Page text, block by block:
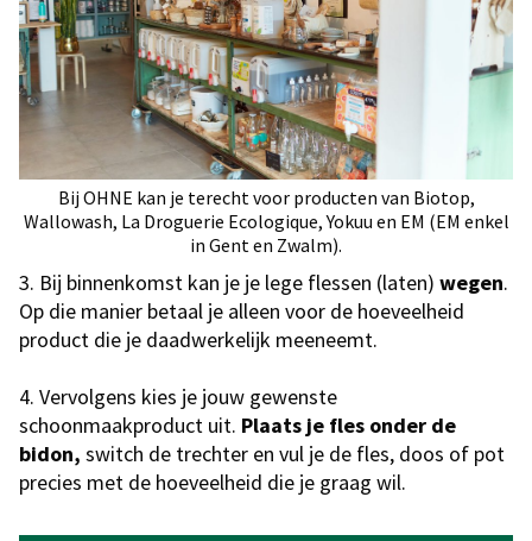
Bij OHNE kan je terecht voor producten van Biotop,
Wallowash, La Droguerie Ecologique, Yokuu en EM (EM enkel
in Gent en Zwalm).
3. Bij binnenkomst kan je je lege flessen (laten) wegen.
Op die manier betaal je alleen voor de hoeveelheid
product die je daadwerkelijk meeneemt.
4. Vervolgens kies je jouw gewenste
schoonmaakproduct uit. Plaats je fles onder de
bidon, switch de trechter en vul je de fles, doos of pot
precies met de hoeveelheid die je graag wil.